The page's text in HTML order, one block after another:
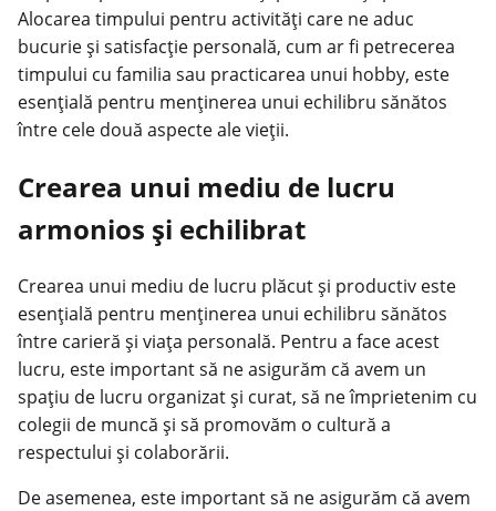
Alocarea timpului pentru activități care ne aduc
bucurie și satisfacție personală, cum ar fi petrecerea
timpului cu familia sau practicarea unui hobby, este
esențială pentru menținerea unui echilibru sănătos
între cele două aspecte ale vieții.
Crearea unui mediu de lucru
armonios și echilibrat
Crearea unui mediu de lucru plăcut și productiv este
esențială pentru menținerea unui echilibru sănătos
între carieră și viața personală. Pentru a face acest
lucru, este important să ne asigurăm că avem un
spațiu de lucru organizat și curat, să ne împrietenim cu
colegii de muncă și să promovăm o cultură a
respectului și colaborării.
De asemenea, este important să ne asigurăm că avem